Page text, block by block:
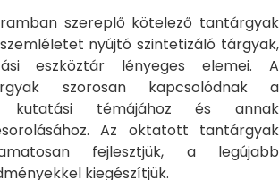
szereplő kötelező tantárgyak
nyújtó szintetizáló tárgyak,
eszköztár lényeges elemei. A
szorosan kapcsolódnak a
kutatási témájához és annak
Az oktatott tantárgyak
fejlesztjük, a legújabb
kiegészítjük.